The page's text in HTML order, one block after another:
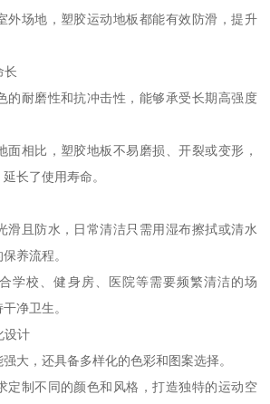
外场地，塑胶运动地板都能有效防滑，提升
长
的耐磨性和抗冲击性，能够承受长期高强度
面相比，塑胶地板不易磨损、开裂或变形，
长了使用寿命。
滑且防水，日常清洁只需用湿布擦拭或清水
养流程。
学校、健身房、医院等需要频繁清洁的场
净卫生。
设计
大，还具备多样化的色彩和图案选择。
定制不同的颜色和风格，打造独特的运动空